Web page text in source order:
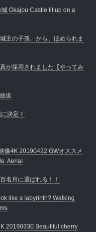
Okajou Castle lit up on a
主の子孫」から、ほめられま
が採用されました【やってみ
送
決定！
像4K 20190422 GWオススメ
Aerial
名月に選ばれる！！
like a labyrinth? Walking
20190330 Beautiful cherry